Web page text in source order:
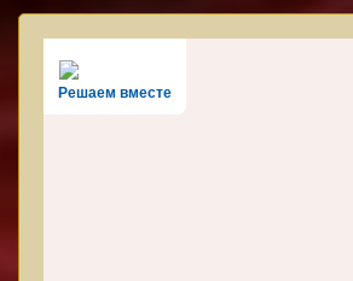
Решаем вместе